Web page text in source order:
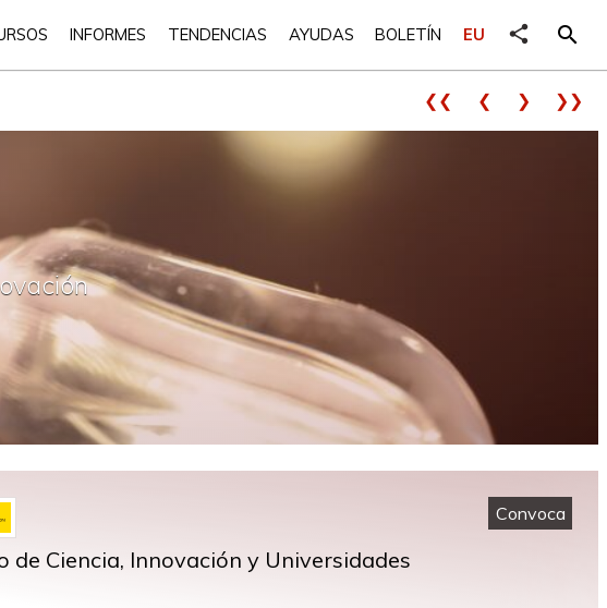
INFORMES TENDENCIAS AYUDAS BOLETÍN EU share search
❮❮ ❮ ❯ ❯❯
Convoca
de Ciencia, Innovación y Universidades